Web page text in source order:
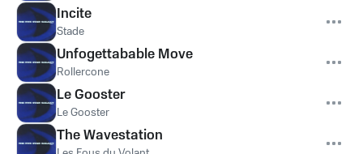
Incite
Stade
Unfogettabable Move
Rollercone
Le Gooster
Le Gooster
The Wavestation